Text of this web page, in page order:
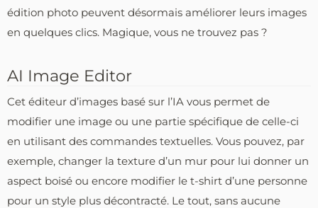
édition photo peuvent désormais améliorer leurs images
en quelques clics. Magique, vous ne trouvez pas ?
AI Image Editor
Cet éditeur d’images basé sur l’IA vous permet de
modifier une image ou une partie spécifique de celle-ci
en utilisant des commandes textuelles. Vous pouvez, par
exemple, changer la texture d’un mur pour lui donner un
aspect boisé ou encore modifier le t-shirt d’une personne
pour un style plus décontracté. Le tout, sans aucune